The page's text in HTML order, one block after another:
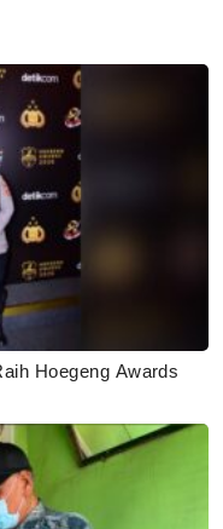
Hoegeng Awards